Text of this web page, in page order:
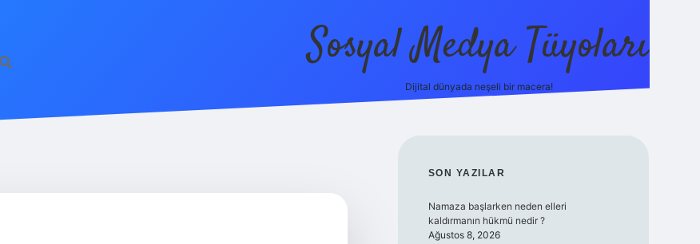
Sosyal Medya Tüyoları
Dijital dünyada neşeli bir macera!
SIDEBAR
SON YAZILAR
Namaza başlarken neden elleri
kaldırmanın hükmü nedir ?
Ağustos 8, 2026